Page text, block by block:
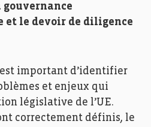
et le devoir de diligence
important d’identifier
et enjeux qui
législative de l’UE.
correctement définis, le